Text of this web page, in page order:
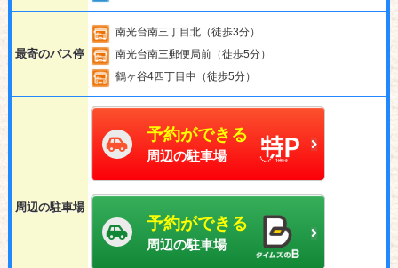
最寄のバス停
南光台南三丁目北（徒歩3分）
南光台南三郵便局前（徒歩5分）
鶴ヶ谷4四丁目中（徒歩5分）
周辺の駐車場
予約ができる
周辺の駐車場
予約ができる
周辺の駐車場